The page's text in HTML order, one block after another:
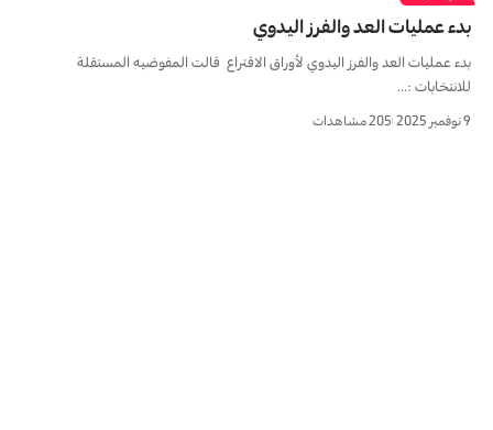
بدء عمليات العد والفرز اليدوي
بدء عمليات العد والفرز اليدوي لأوراق الاقتراع قالت المفوضیه المستقلة
للانتخابات :…
9 نوفمبر 2025 205 مشاهدات